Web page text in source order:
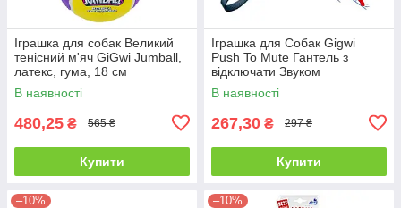
Іграшка для собак Великий
тенісний м'яч GiGwi Jumball,
латекс, гума, 18 см
В наявності
480,25 ₴ 565 ₴
Купити
Іграшка для Собак Gigwi
Push To Mute Гантель з
відключати Звуком
Фиолетово / Синій 18 cм
В наявності
267,30 ₴ 297 ₴
Купити
–10% –10%